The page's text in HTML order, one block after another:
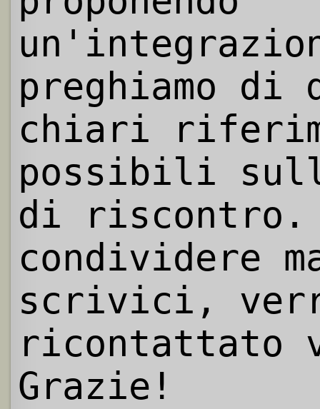
preghiamo
chiari
possibili
di riscontro.
condividere
scrivici,
ricontattato
Grazie!